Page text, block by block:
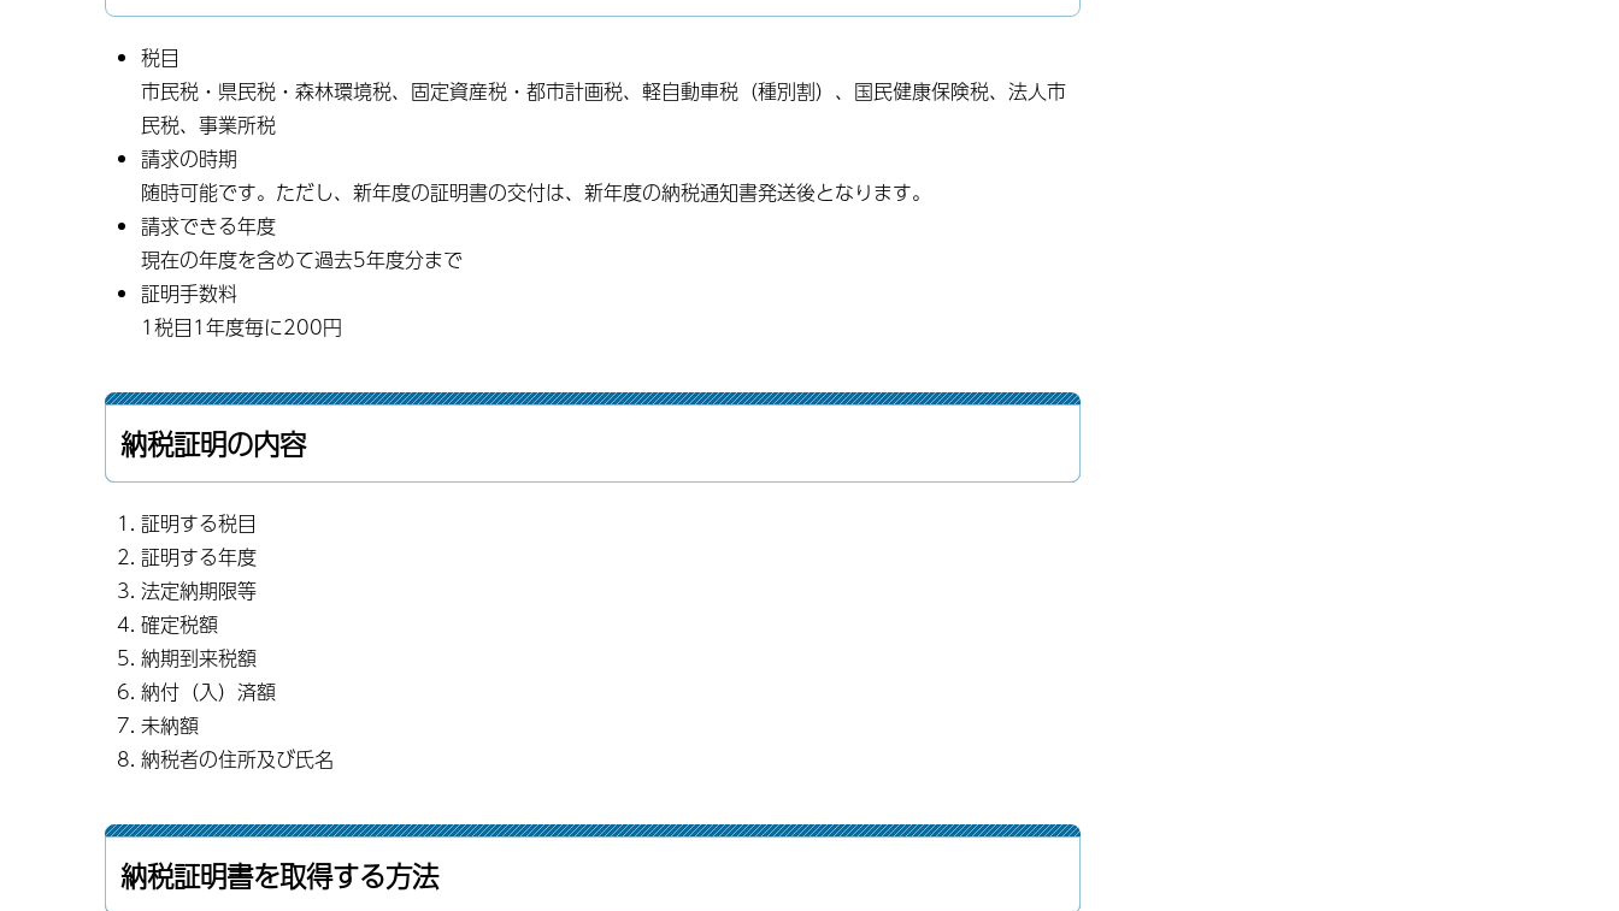
税目
市民税・県民税・森林環境税、固定資産税・都市計画税、軽自動車税（種別割）、国民健康保険税、法人市
民税、事業所税
請求の時期
随時可能です。ただし、新年度の証明書の交付は、新年度の納税通知書発送後となります。
請求できる年度
現在の年度を含めて過去5年度分まで
証明手数料
1税目1年度毎に200円
納税証明の内容
証明する税目
証明する年度
法定納期限等
確定税額
納期到来税額
納付（入）済額
未納額
納税者の住所及び氏名
納税証明書を取得する方法